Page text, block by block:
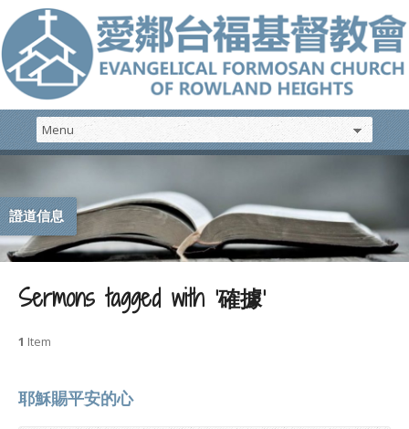
證道信息
Sermons tagged with ‘確據’
1 Item
耶穌賜平安的心